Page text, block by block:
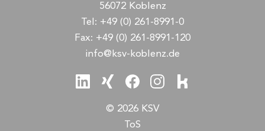
56072 Koblenz
Tel: +49 (0) 261-8991-0
Fax: +49 (0) 261-8991-120
info@ksv-koblenz.de
© 2026 KSV
ToS